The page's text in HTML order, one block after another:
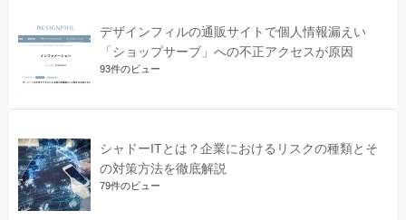
デザインフィルの通販サイトで個人情報漏えい
「ショップサーブ」への不正アクセスが原因
93件のビュー
シャドーITとは？企業におけるリスクの種類とそ
の対策方法を徹底解説
79件のビュー